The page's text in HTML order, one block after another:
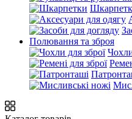
Полювання та зброя